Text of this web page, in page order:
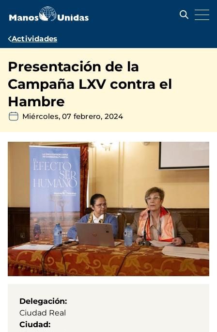
contenido
Ruta
navegación
Actividades
Presentación de la
Campaña LXV contra el
Hambre
Miércoles, 07 febrero, 2024
Delegación
Ciudad Real
Ciudad